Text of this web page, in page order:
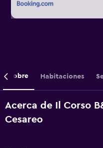
Sobre Habitaciones
Acerca de Il Corso
Cesareo